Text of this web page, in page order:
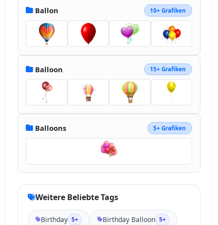
Ballon 10+ Grafiken
Balloon 15+ Grafiken
Balloons 5+ Grafiken
Weitere Beliebte Tags
Birthday 5+ Birthday Balloon 5+